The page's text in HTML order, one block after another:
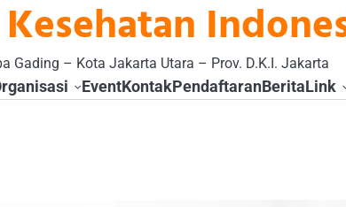
Gading – Kota Jakarta Utara – Prov. D.K.I. Jakarta
EventKontakPendaftaranBeritaLink